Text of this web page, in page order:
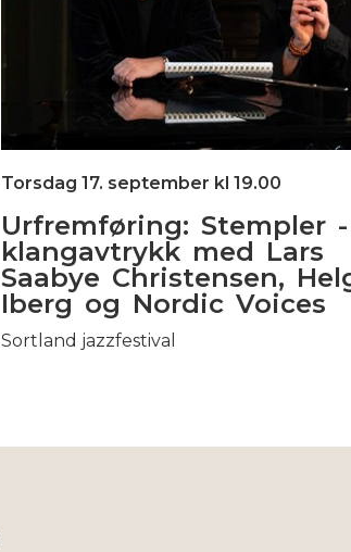
Torsdag 17. september kl 19.00
Urfremføring: Stempler -
klangavtrykk med Lars
Saabye Christensen,
Iberg og Nordic Voices
Sortland jazzfestival